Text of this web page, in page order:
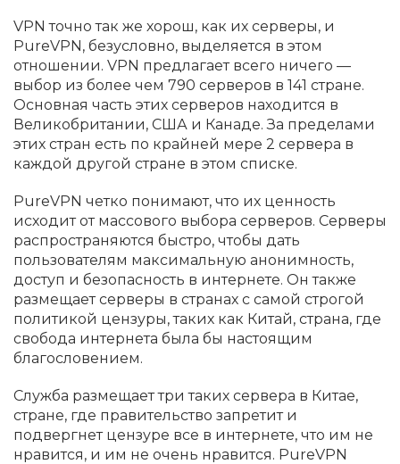
VPN точно так же хорош, как их серверы, и
PureVPN, безусловно, выделяется в этом
отношении. VPN предлагает всего ничего —
выбор из более чем 790 серверов в 141 стране.
Основная часть этих серверов находится в
Великобритании, США и Канаде. За пределами
этих стран есть по крайней мере 2 сервера в
каждой другой стране в этом списке.
PureVPN четко понимают, что их ценность
исходит от массового выбора серверов. Серверы
распространяются быстро, чтобы дать
пользователям максимальную анонимность,
доступ и безопасность в интернете. Он также
размещает серверы в странах с самой строгой
политикой цензуры, таких как Китай, страна, где
свобода интернета была бы настоящим
благословением.
Служба размещает три таких сервера в Китае,
стране, где правительство запретит и
подвергнет цензуре все в интернете, что им не
нравится, и им не очень нравится. PureVPN